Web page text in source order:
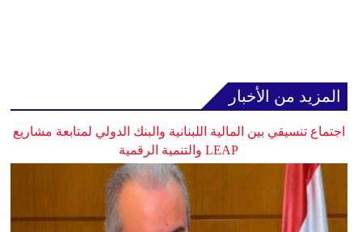
المزيد من الأخبار
اجتماع تنسيقي بين المالية اللبنانية والبنك الدولي لمتابعة مشاريع
LEAP والتنمية الرقمية